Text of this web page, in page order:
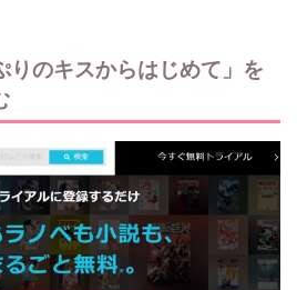
りのキスからはじめて」を